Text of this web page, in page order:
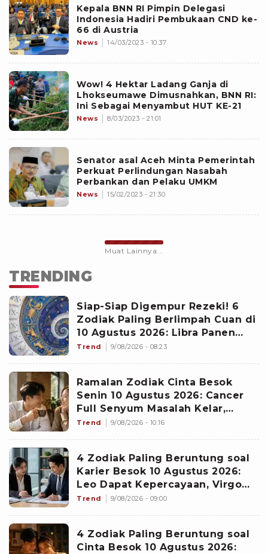
Kepala BNN RI Pimpin Delegasi
Indonesia Hadiri Pembukaan CND ke-
66 di Austria
News 14/03/2023 - 10:37
Wow! 4 Hektar Ladang Ganja di
Lhokseumawe Dimusnahkan, BNN RI:
Ini Sebagai Menyambut HUT KE-21
News 8/03/2023 - 21:01
Senator asal Aceh Minta Pemerintah
Perkuat Perlindungan Nasabah
Perbankan dan Pelaku UMKM
News 15/02/2023 - 21:30
Muat Lainnya...
TRENDING
Siap-Siap Digempur Rezeki! 6
Zodiak Paling Berlimpah Cuan di
10 Agustus 2026: Libra Panen
Proyek Emas
Trend 9/08/2026 - 08:23
Ramalan Zodiak Cinta Besok
Senin 10 Agustus 2026: Cancer
Full Senyum Masalah Kelar,
Scorpio Awas Terprovokasi
Trend 9/08/2026 - 10:16
4 Zodiak Paling Beruntung soal
Karier Besok 10 Agustus 2026:
Leo Dapat Kepercayaan, Virgo
Makin Diperhitungkan
Trend 9/08/2026 - 09:00
4 Zodiak Paling Beruntung soal
Cinta Besok 10 Agustus 2026: